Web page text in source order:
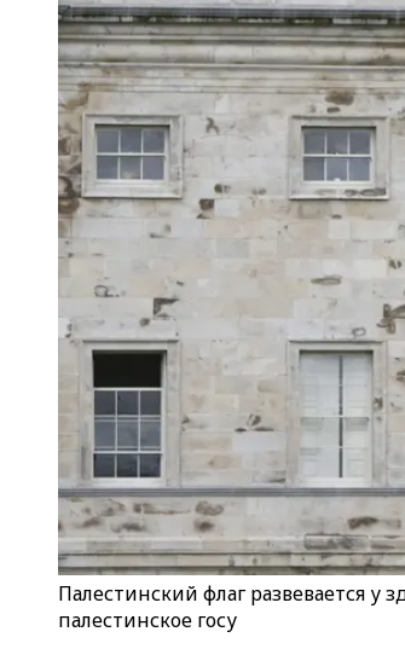
Палестинский флаг развевается
палестинское госу